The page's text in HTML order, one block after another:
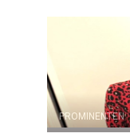
PROMINENTEN